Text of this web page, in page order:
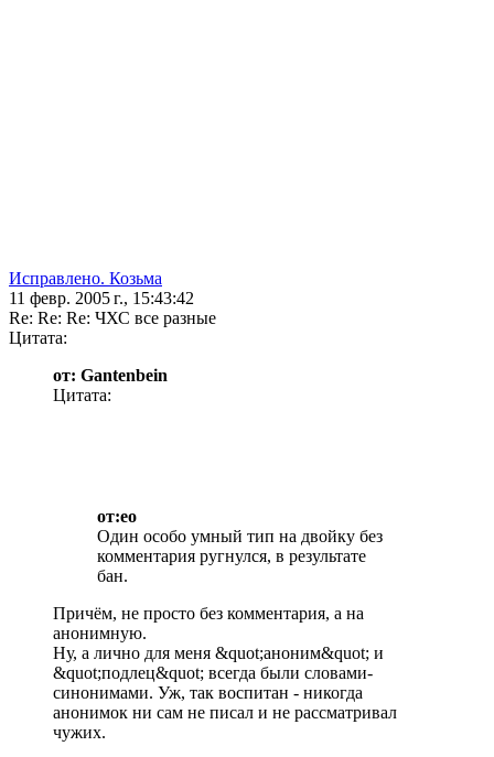
Исправлено. Козьма
11 февр. 2005 г., 15:43:42
Re: Re: Re: ЧХС все разные
Цитата:
от: Gantenbein
Цитата:
от:eo
Один особо умный тип на двойку без
комментария ругнулся, в результате
бан.
Причём, не просто без комментария, а на
анонимную.
Ну, а лично для меня &quot;аноним&quot; и
&quot;подлец&quot; всегда были словами-
синонимами. Уж, так воспитан - никогда
анонимок ни сам не писал и не рассматривал
чужих.